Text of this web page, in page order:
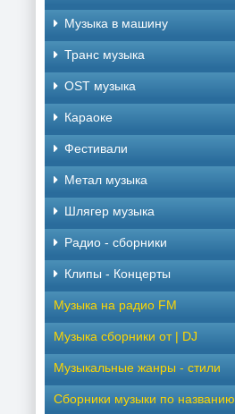
Музыка в машину
Транс музыка
OST музыка
Караоке
Фестивали
Метал музыка
Шлягер музыка
Радио - сборники
Клипы - Концерты
Музыка на радио FM
Музыка сборники от | DJ
Музыкальные жанры - стили
Сборники музыки по названию